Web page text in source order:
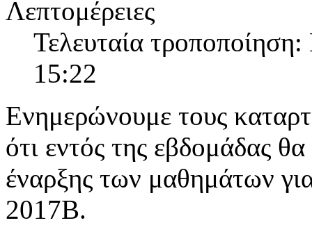
Λεπτομέρειες
Τελευταία
15:22
Ενημερώνουμε τους
ότι εντός της εβδομάδας
έναρξης των μαθημάτων
2017Β.